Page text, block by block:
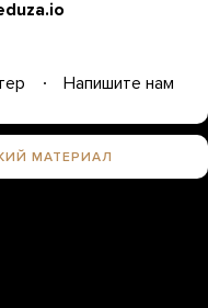
Напишите нам
МАТЕРИАЛ